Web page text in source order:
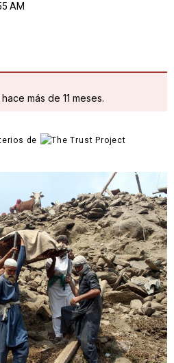
AM
más de 11 meses.
de